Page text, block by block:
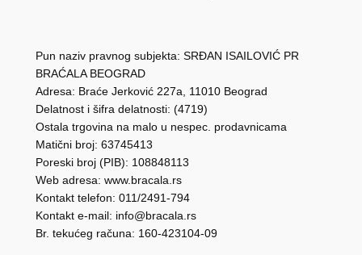
Pun naziv pravnog subjekta: SRĐAN ISAILOVIĆ PR
BRAĆALA BEOGRAD
Adresa: Braće Jerković 227a, 11010 Beograd
Delatnost i šifra delatnosti: (4719)
Ostala trgovina na malo u nespec. prodavnicama
Matični broj: 63745413
Poreski broj (PIB): 108848113
Web adresa: www.bracala.rs
Kontakt telefon: 011/2491-794
Kontakt e-mail: info@bracala.rs
Br. tekućeg računa: 160-423104-09